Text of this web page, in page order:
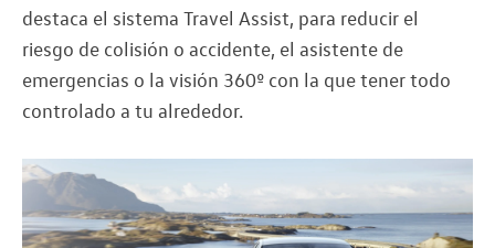
destaca el sistema Travel Assist, para reducir el
riesgo de colisión o accidente, el asistente de
emergencias o la visión 360º con la que tener todo
controlado a tu alrededor.